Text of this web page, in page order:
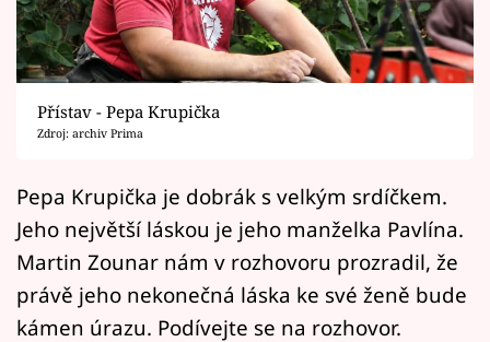
Horoskopy
Sledujte prima+
Filmový festival Karlovy Vary
Mámy sobě
Přihlášení
Přístav - Pepa Krupička
Zdroj: archiv Prima
Pepa Krupička je dobrák s velkým srdíčkem.
Jeho největší láskou je jeho manželka Pavlína.
Martin Zounar nám v rozhovoru prozradil, že
právě jeho nekonečná láska ke své ženě bude
kámen úrazu. Podívejte se na rozhovor.